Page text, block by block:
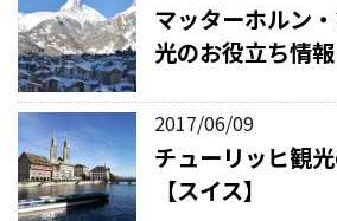
マッターホルン
光のお役立ち情報
2017/06/09
チューリッヒ観
【スイス】